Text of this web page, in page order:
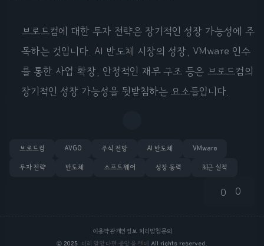
브로드컴에 대한 투자 전략은 장기적인 성장 가능성에 주
목하는 것입니다. AI 반도체 시장의 성장, VMware 인수
를 통한 사업 확장, 안정적인 재무 구조 등은 브로드컴의
장기적인 성장 가능성을 뒷받침하는 요소들입니다.
브로드컴 AVGO 주식 전망 AI 반도체 VMware
투자 전략 반도체 소프트웨어 성장 동력 최근 실적
0 0
이용약관개인정보 처리방침문의
© 2025 미리 알았다면 좋았을 텐데 All rights reserved.